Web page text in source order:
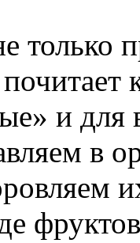
только
и для
в